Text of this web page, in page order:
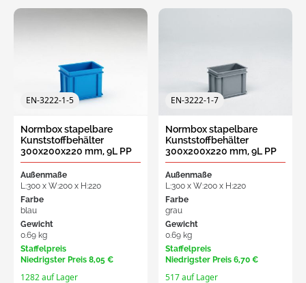
EN-3222-1-5
Normbox stapelbare
Kunststoffbehälter
300x200x220 mm, 9L PP
virgin blau
Außenmaße
L:300 x W:200 x H:220
Farbe
blau
Gewicht
0.69 kg
Staffelpreis
Niedrigster Preis 8,05 €
1282 auf Lager
EN-3222-1-7
Normbox stapelbare
Kunststoffbehälter
300x200x220 mm, 9L PP
virgin grau
Außenmaße
L:300 x W:200 x H:220
Farbe
grau
Gewicht
0.69 kg
Staffelpreis
Niedrigster Preis 6,70 €
517 auf Lager